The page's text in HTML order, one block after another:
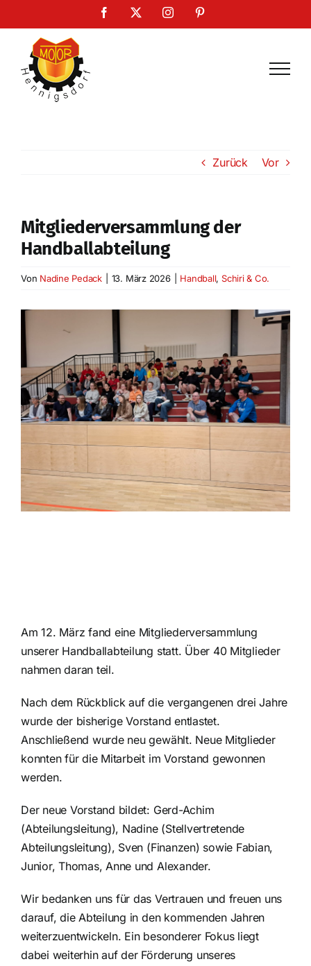
Inhalt
springen
Facebook InstagramPinterest
Zurück Vor
Mitgliederversammlung der
Handballabteilung
Von Nadine Pedack 13. März 2026 Handball, Schiri & Co.
Am 12. März fand eine Mitgliederversammlung
unserer Handballabteilung statt. Über 40 Mitglieder
nahmen daran teil.
Nach dem Rückblick auf die vergangenen drei Jahre
wurde der bisherige Vorstand entlastet.
Anschließend wurde neu gewählt. Neue Mitglieder
konnten für die Mitarbeit im Vorstand gewonnen
werden.
Der neue Vorstand bildet: Gerd-Achim
(Abteilungsleitung), Nadine (Stellvertretende
Abteilungsleitung), Sven (Finanzen) sowie Fabian,
Junior, Thomas, Anne und Alexander.
Wir bedanken uns für das Vertrauen und freuen uns
darauf, die Abteilung in den kommenden Jahren
weiterzuentwickeln. Ein besonderer Fokus liegt
dabei weiterhin auf der Förderung unseres